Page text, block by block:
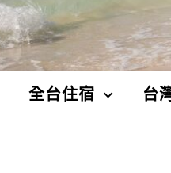
全台住宿 台